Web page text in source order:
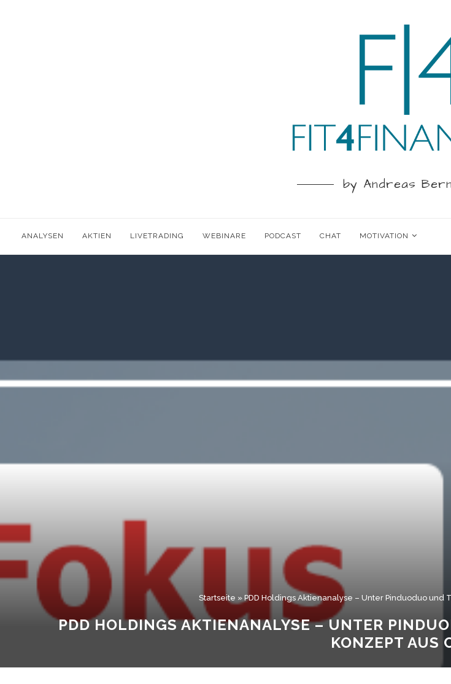
by Andreas
ANALYSEN AKTIEN LIVETRADING WEBINARE PODCAST CHAT MOTIVATION
Startseite » PDD Holdings Aktienanalyse – Unter Pinduoduo und
PDD HOLDINGS AKTIENANALYSE – UNTER
KONZEPT AUS